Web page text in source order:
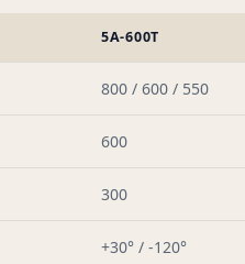
5A-600T
800 / 600 / 550
600
300
+30° / -120°